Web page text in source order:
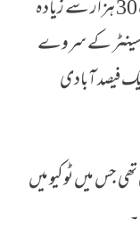
ایک سروے کے مطابق ملک میں اس وقت 30 ہزار سے زیادہ
سینٹر کے سروے
ایک فیصد آبادی
جس میں ٹوکیو میں